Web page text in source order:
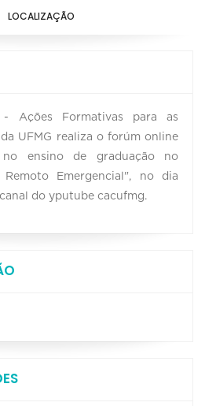
LOCALIZAÇÃO
- Ações Formativas para as
UFMG realiza o forúm online
ensino de graduação no
Emergencial", no dia
do yputube cacufmg.